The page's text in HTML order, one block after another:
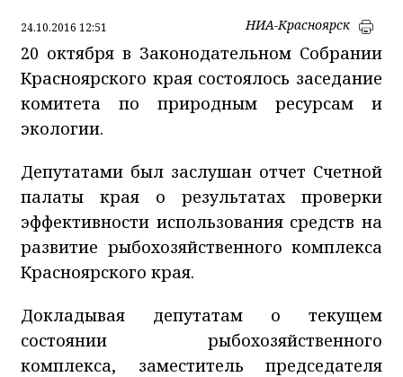
24.10.2016 12:51 НИА-Красноярск
20 октября в Законодательном Собрании
Красноярского края состоялось заседание
комитета по природным ресурсам и
экологии.
Депутатами был заслушан отчет Счетной
палаты края о результатах проверки
эффективности использования средств на
развитие рыбохозяйственного комплекса
Красноярского края.
Докладывая депутатам о текущем
состоянии рыбохозяйственного
комплекса, заместитель председателя